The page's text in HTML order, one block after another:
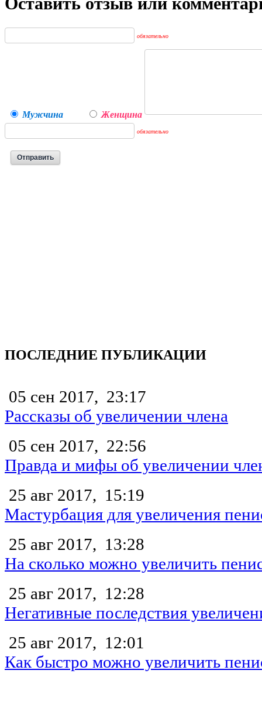
обязательно
Мужчина Женщина
обязательно
ПОСЛЕДНИЕ ПУБЛИКАЦИИ
05 сен 2017, 23:17
Рассказы об увеличении члена
05 сен 2017, 22:56
Правда и мифы об увеличении
25 авг 2017, 15:19
Мастурбация для увеличения
25 авг 2017, 13:28
На сколько можно увеличить
25 авг 2017, 12:28
Негативные последствия
25 авг 2017, 12:01
Как быстро можно увеличить